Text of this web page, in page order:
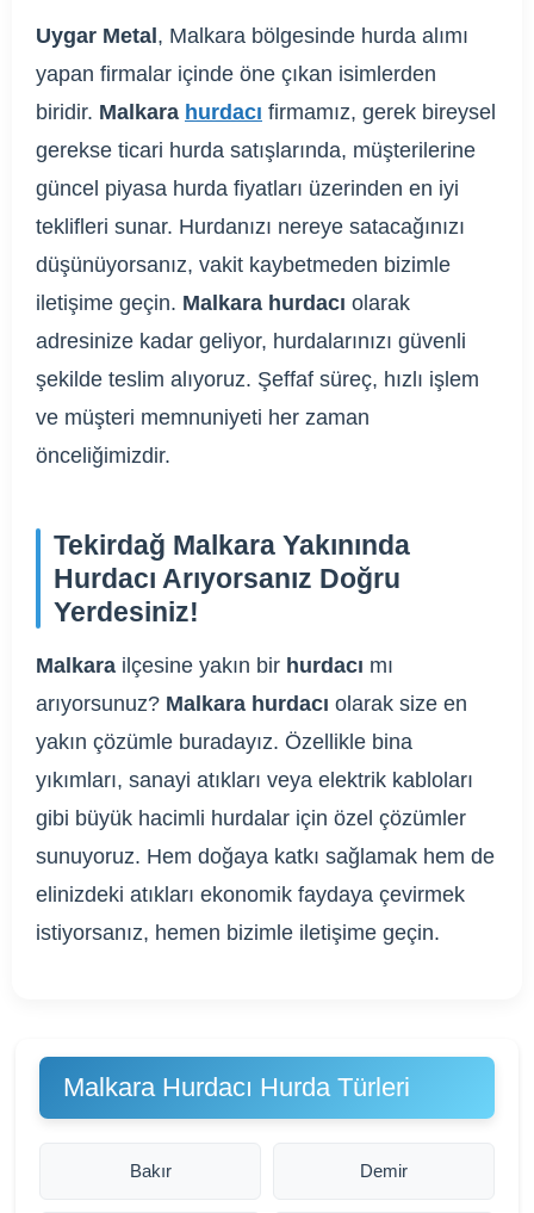
Uygar Metal , Malkara bölgesinde hurda alımı
yapan firmalar içinde öne çıkan isimlerden
biridir. Malkara hurdacı firmamız, gerek bireysel
gerekse ticari hurda satışlarında, müşterilerine
güncel piyasa hurda fiyatları üzerinden en iyi
teklifleri sunar. Hurdanızı nereye satacağınızı
düşünüyorsanız, vakit kaybetmeden bizimle
iletişime geçin. Malkara hurdacı olarak
adresinize kadar geliyor, hurdalarınızı güvenli
şekilde teslim alıyoruz. Şeffaf süreç, hızlı işlem
ve müşteri memnuniyeti her zaman
önceliğimizdir.
Tekirdağ Malkara Yakınında
Hurdacı Arıyorsanız Doğru
Yerdesiniz!
Malkara ilçesine yakın bir hurdacı mı
arıyorsunuz? Malkara hurdacı olarak size en
yakın çözümle buradayız. Özellikle bina
yıkımları, sanayi atıkları veya elektrik kabloları
gibi büyük hacimli hurdalar için özel çözümler
sunuyoruz. Hem doğaya katkı sağlamak hem de
elinizdeki atıkları ekonomik faydaya çevirmek
istiyorsanız, hemen bizimle iletişime geçin.
Malkara Hurdacı Hurda Türleri
Bakır Demir